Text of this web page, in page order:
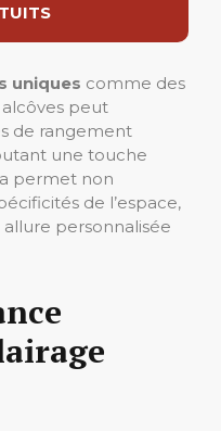
uniques comme des
alcôves peut
de rangement
une touche
permet non
de l’espace,
allure personnalisée